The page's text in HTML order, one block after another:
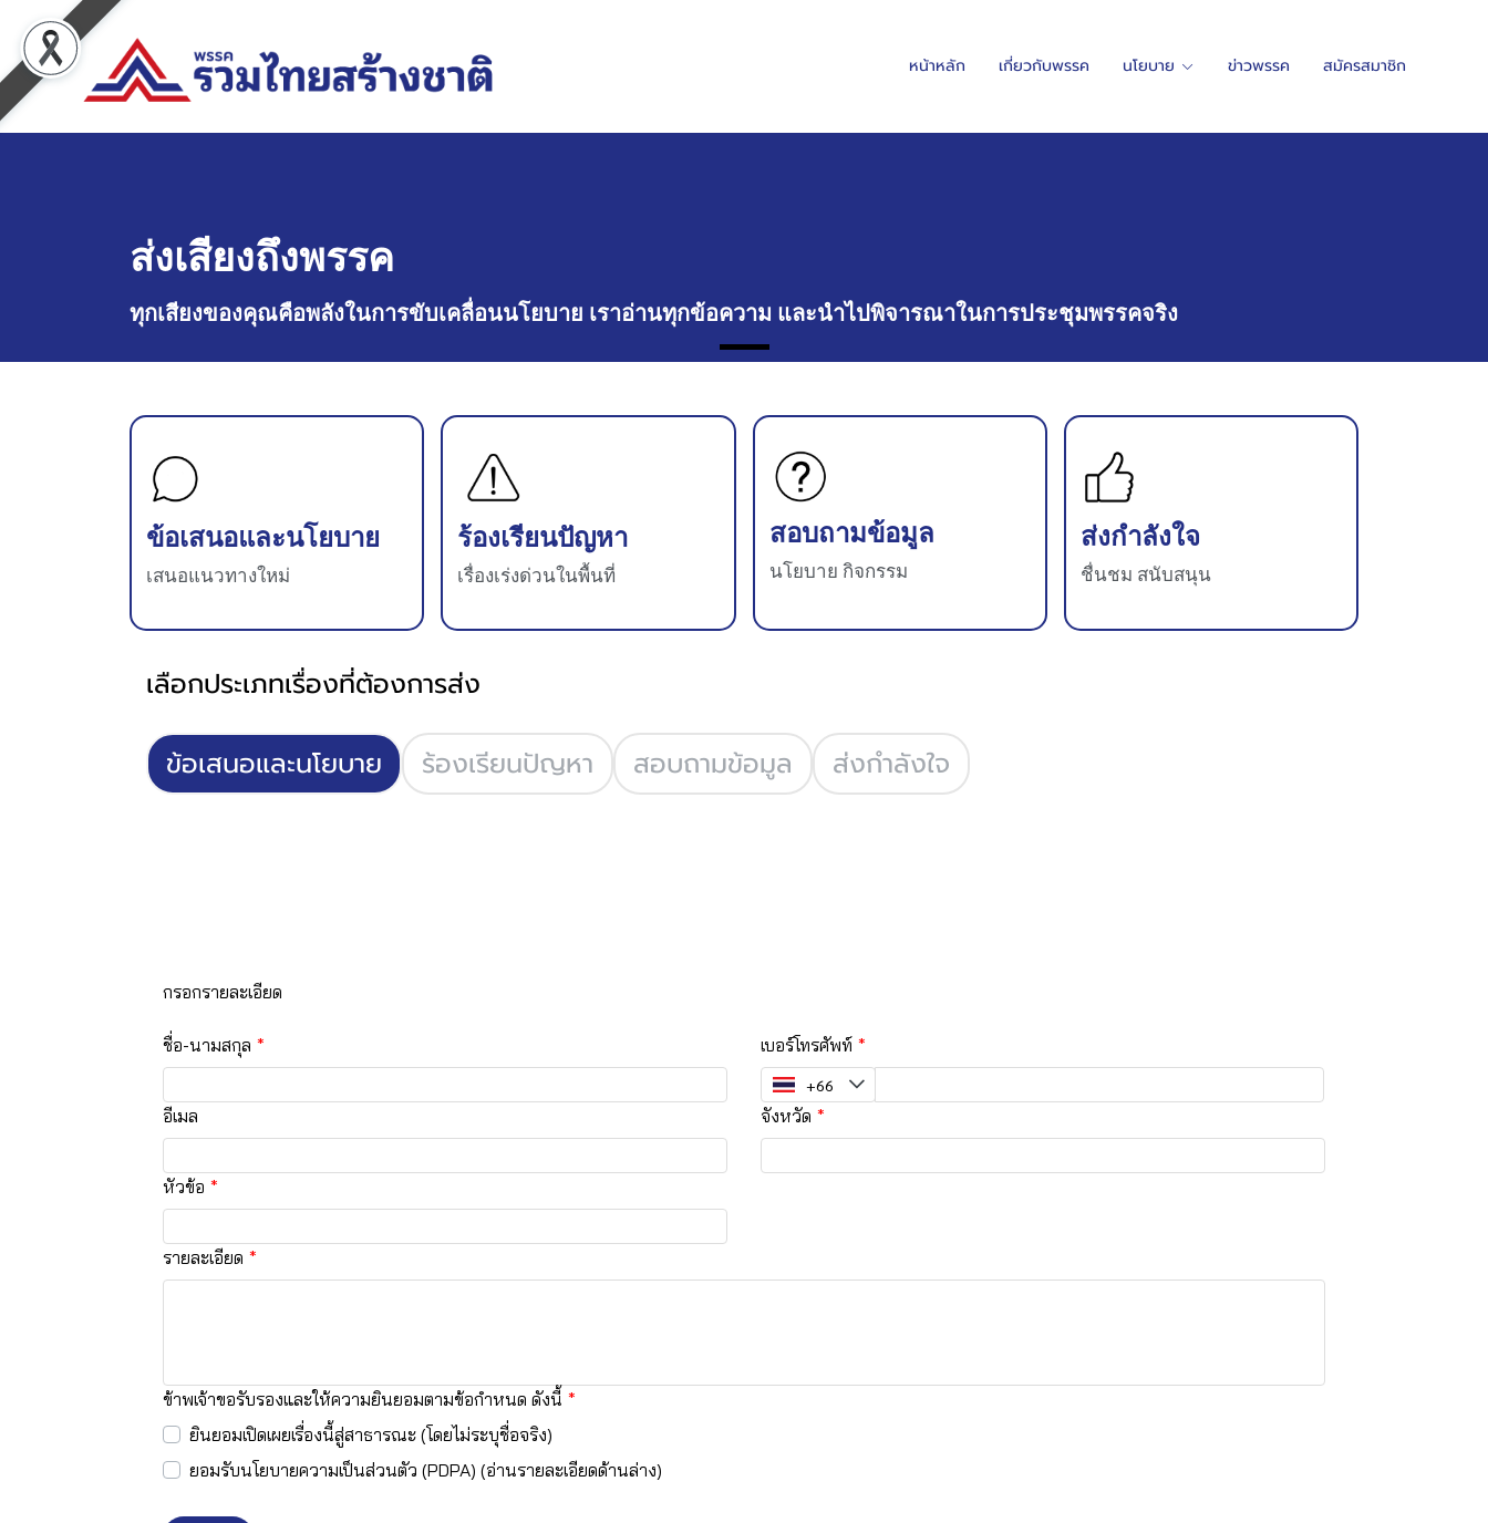
หน้าหลัก เกี่ยวกับพรรค นโยบาย ข่าวพรรค สมัครสมาชิก
ส่งเสียงถึงพรรค
ทุกเสียงของคุณคือพลังในการขับเคลื่อนนโยบาย เราอ่านทุกข้อความ และนำไปพิจารณาในการประชุมพรรคจริง
ข้อเสนอและนโยบา ย
เสนอแนวทางใหม่
ร้องเรียนปัญหา
เรื่องเร่งด่วนในพื้นที่
สอบถามข้อมูล
นโยบาย กิจกรรม
ส่งกำลังใจ
ชื่นชม สนับสนุน
เลือกประเภทเรื่องที่ต้องการส่ง
ข้อเสนอและนโยบาย ร้องเรียนปัญหา สอบถามข้อมูล ส่งกำลังใจ
กรอกรายละเอียด
ชื่อ-นามสกุล เบอร์โทรศัพท์
อีเมล จังหวัด
หัวข้อ
รายละเอียด
ข้าพเจ้าขอรับรองและให้ความยินยอมตามข้อกำหนด ดังนี้
ยินยอมเปิดเผยเรื่องนี้สู่สาธารณะ (โดยไม่ระบุชื่อจริง)
ยอมรับนโยบายความเป็นส่วนตัว (PDPA) (อ่านรายละเอียดด้านล่าง)